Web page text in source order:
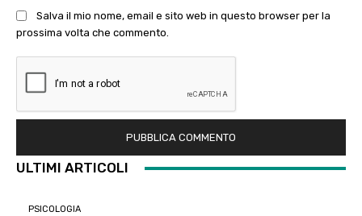
Salva il mio nome, email e sito web in questo browser per la
prossima volta che commento.
ULTIMI ARTICOLI
PSICOLOGIA